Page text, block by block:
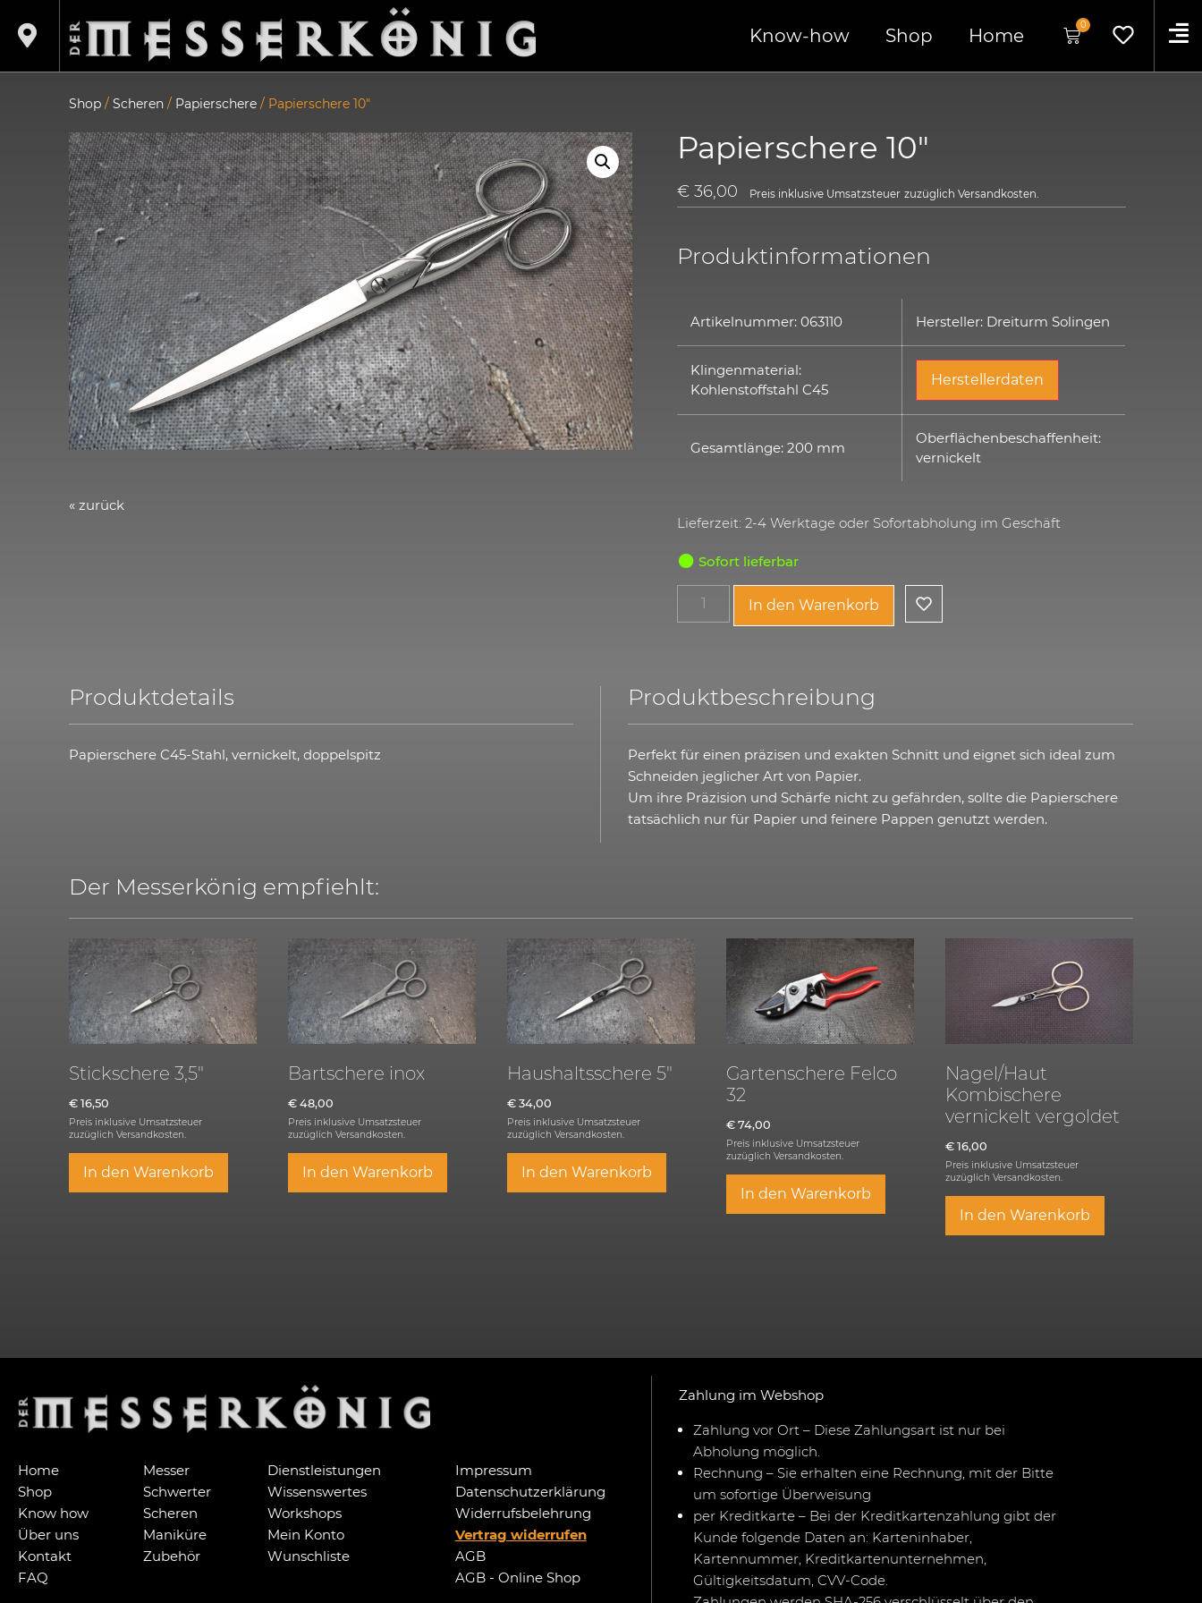
Know-how Shop Home
0
Shop /Scheren / Papierschere / Papierschere 10″
« zurück
Papierschere 10″
€ 36,00 Preis inklusive Umsatzsteuer zuzüglichVersandkosten.
Produktinformationen
Artikelnummer: 063110 Hersteller: Dreiturm Solingen
Klingenmaterial:
Kohlenstoffstahl C45
Herstellerdaten
Gesamtlänge: 200 mm
Oberflächenbeschaffenheit:
vernickelt
Lieferzeit: 2-4 Werktage oder Sofortabholung im Geschäft
Sofort lieferbar
In den Warenkorb
Produktdetails
Papierschere C45-Stahl, vernickelt, doppelspitz
Produktbeschreibung
Perfekt für einen präzisen und exakten Schnitt und eignet sich ideal zum
Schneiden jeglicher Art von Papier.
Um ihre Präzision und Schärfe nicht zu gefährden, sollte die Papierschere
tatsächlich nur für Papier und feinere Pappen genutzt werden.
Der Messerkönig empfiehlt:
Stickschere 3,5″
€ 16,50
Preis inklusive Umsatzsteuer
zuzüglichVersandkosten.
In den Warenkorb
Bartschere inox
€ 48,00
Preis inklusive Umsatzsteuer
zuzüglichVersandkosten.
In den Warenkorb
Haushaltsschere 5″
€ 34,00
Preis inklusive Umsatzsteuer
zuzüglichVersandkosten.
In den Warenkorb
Gartenschere Felco
32
€74,00
Preis inklusive Umsatzsteuer
zuzüglich Versandkosten.
In den Warenkorb
Nagel/Haut
Kombischere
vernickelt vergoldet
€16,00
Preis inklusive Umsatzsteuer
zuzüglich Versandkosten.
In den Warenkorb
Home
Shop
Know how
Über uns
Kontakt
FAQ
Messer
Schwerter
Scheren
Maniküre
Zubehör
Dienstleistungen
Wissenswertes
Workshops
Mein Konto
Wunschliste
Impressum
Datenschutzerklärung
Widerrufsbelehrung
Vertrag widerrufen
AGB
AGB - Online Shop
Zahlung im Webshop
Zahlung vor Ort – Diese Zahlungsart ist nur bei
Abholung möglich.
Rechnung – Sie erhalten eine Rechnung, mit der Bitte
um sofortige Überweisung
per Kreditkarte – Bei der Kreditkartenzahlung gibt der
Kunde folgende Daten an: Karteninhaber,
Kartennummer, Kreditkartenunternehmen,
Gültigkeitsdatum, CVV-Code.